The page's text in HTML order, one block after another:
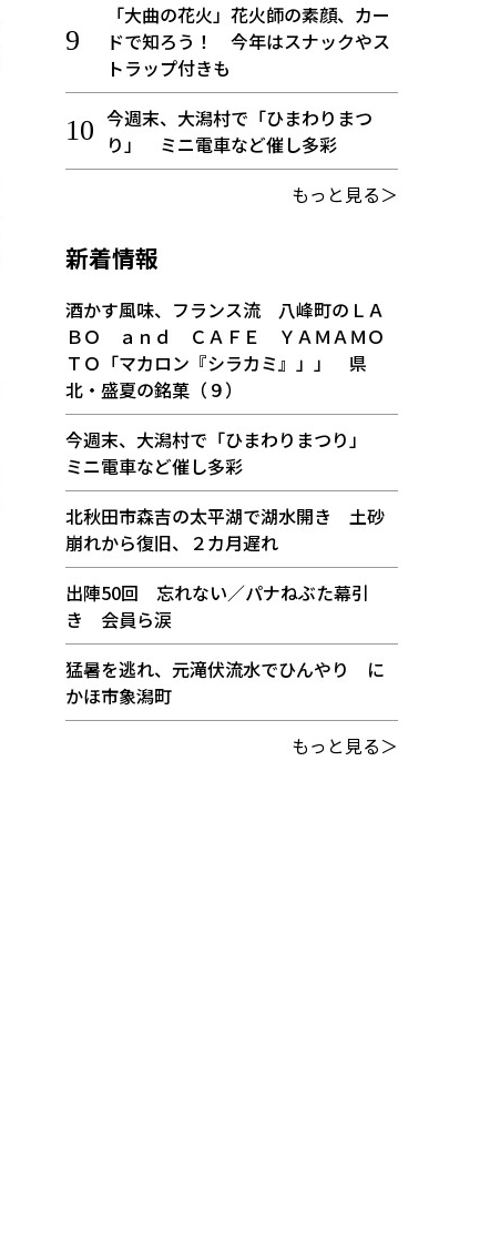
「大曲の花火」花火師の素顔、カー
ドで知ろう！ 今年はスナックやス
トラップ付きも
今週末、大潟村で「ひまわりまつ
り」 ミニ電車など催し多彩
もっと見る＞
新着情報
酒かす風味、フランス流 八峰町のＬＡ
ＢＯ ａｎｄ ＣＡＦＥ ＹＡＭＡＭＯ
ＴＯ「マカロン『シラカミ』」」 県
北・盛夏の銘菓（９）
今週末、大潟村で「ひまわりまつり」
ミニ電車など催し多彩
北秋田市森吉の太平湖で湖水開き 土砂
崩れから復旧、２カ月遅れ
出陣50回 忘れない／パナねぶた幕引
き 会員ら涙
猛暑を逃れ、元滝伏流水でひんやり に
かほ市象潟町
もっと見る＞